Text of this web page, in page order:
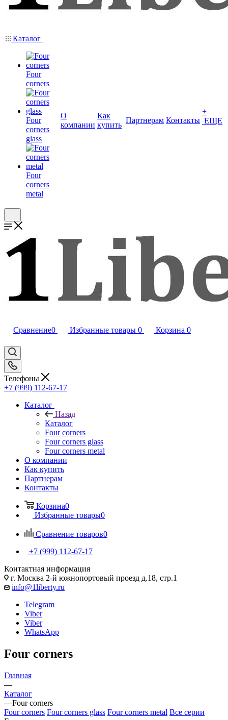
Каталог
Four
corners
Four
corners
glass
Four
corners
metal
О
компании
Как
купить
Партнерам Контакты
+
ЕЩЕ
Сравнение0 Избранные товары 0 Корзина 0
Телефоны
+7 (999) 112-67-17
Каталог
Назад
Каталог
Four corners
Four corners glass
Four corners metal
О компании
Как купить
Партнерам
Контакты
Корзина0
Избранные товары0
Сравнение товаров0
+7 (999) 112-67-17
Контактная информация
г. Москва 2-й южнопортовый проезд д.18, стр.1
info@1liberty.ru
Telegram
Viber
Viber
WhatsApp
Four corners
Главная
—
Каталог
—Four corners
Four corners Four corners glass Four corners metal Все серии